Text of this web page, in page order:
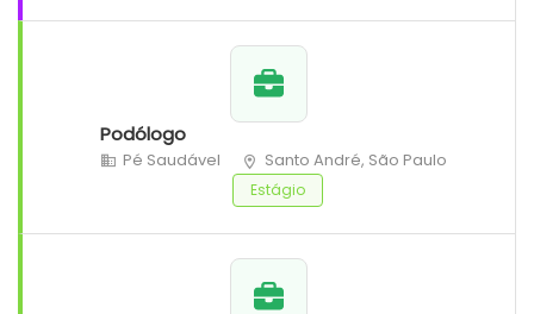
Podólogo
Pé Saudável Santo André, São Paulo
Estágio